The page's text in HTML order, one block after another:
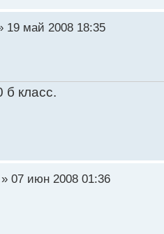
19 май 2008 18:35
б класс.
» 07 июн 2008 01:36